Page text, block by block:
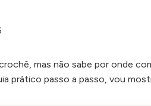
mas não sabe por onde
prático passo a passo, vou